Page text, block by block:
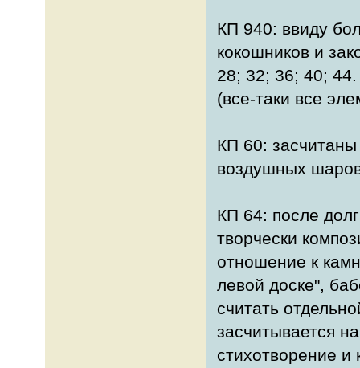
КП 940: ввиду
кокошников и
28; 32; 36; 40;
(все-таки все
КП 60:
воздушных
КП 64: после
творчески
отношение к
левой доске",
считать
засчитывается
стихотворение